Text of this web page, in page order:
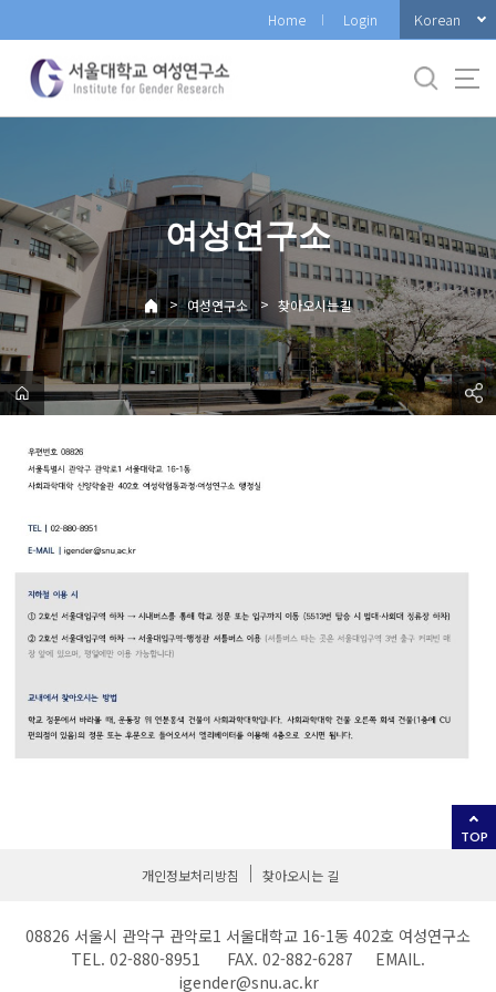
로
메
Home Login Korean
여성연구소
> 여성연구소 > 찾아오시는길
TOP
개인정보처리방침 찾아오시는 길
08826 서울시 관악구 관악로1 서울대학교 16-1동 402호 여성연구소
TEL. 02-880-8951 FAX. 02-882-6287 EMAIL.
igender@snu.ac.kr